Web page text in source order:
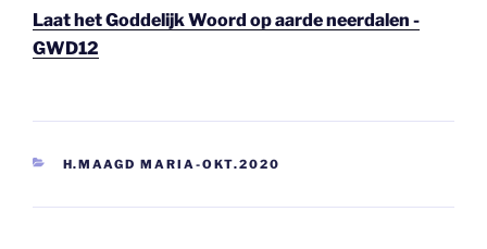
Laat het Goddelijk Woord op aarde neerdalen -
GWD12
CATEGORIEËN
H.MAAGD MARIA-OKT.2020